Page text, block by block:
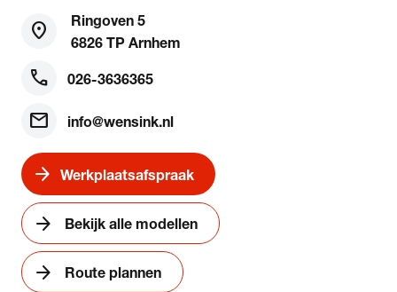
location_on
Ringoven 5
6826 TP Arnhem
phone 026-3636365
mail info@wensink.nl
arrow_forward Werkplaatsafspraak
arrow_forward Bekijk alle modellen
arrow_forward Route plannen